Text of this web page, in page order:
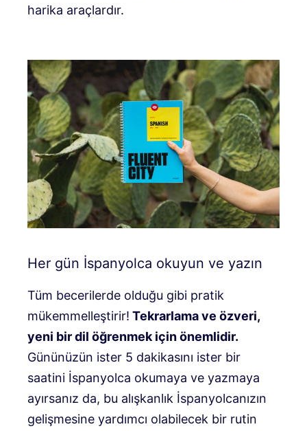
harika araçlardır.
Her gün İspanyolca okuyun ve yazın
Tüm becerilerde olduğu gibi pratik
mükemmelleştirir! Tekrarlama ve özveri,
yeni bir dil öğrenmek için önemlidir.
Gününüzün ister 5 dakikasını ister bir
saatini İspanyolca okumaya ve yazmaya
ayırsanız da, bu alışkanlık İspanyolcanızın
gelişmesine yardımcı olabilecek bir rutin